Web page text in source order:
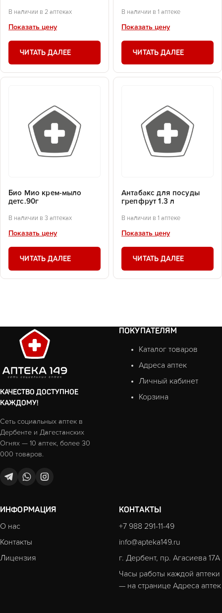
В наличии в 2 аптеках
Показать цену
ЧИТАТЬ ДАЛЕЕ
В наличии в 1 аптеке
Показать цену
ЧИТАТЬ ДАЛЕЕ
Био Мио крем-мыло
детс.90г
В наличии в 3 аптеках
Показать цену
ЧИТАТЬ ДАЛЕЕ
Антабакс для посуды
грепфрут 1.3 л
В наличии в 1 аптеке
Показать цену
ЧИТАТЬ ДАЛЕЕ
КАЧЕСТВО ДОСТУПНОЕ
КАЖДОМУ!
Сеть социальных аптек в
Дербенте и Дагестанских
Огнях — 10 аптек, более 30
000 товаров.
ПОКУПАТЕЛЯМ
Каталог товаров
Адреса аптек
Личный кабинет
Корзина
ИНФОРМАЦИЯ
О нас
Контакты
Лицензия
КОНТАКТЫ
+7 988 291-11-49
info@apteka149.ru
г. Дербент, пр. Агасиева 17А
Часы работы каждой аптеки
— на странице Адреса аптек